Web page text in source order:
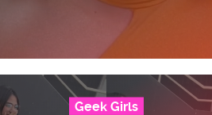
Geek Girls